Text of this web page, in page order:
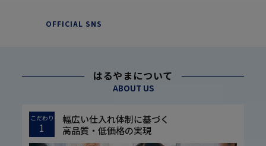
OFFICIAL SNS
はるやまについて
ABOUT US
こだわり
1
幅広い仕入れ体制に基づく
高品質・低価格の実現